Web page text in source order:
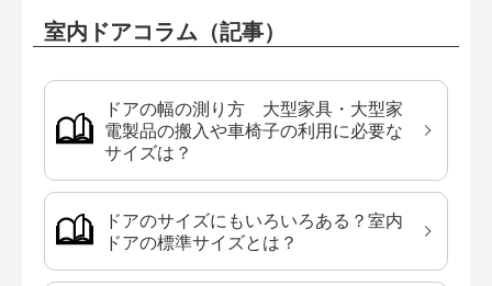
室内ドアコラム（記事）
ドアの幅の測り方 大型家具・大型家
電製品の搬入や車椅子の利用に必要な
サイズは？
ドアのサイズにもいろいろある？室内
ドアの標準サイズとは？